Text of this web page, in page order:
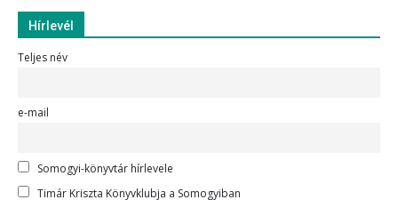
Hírlevél
Teljes név
e-mail
Somogyi-könyvtár hírlevele
Timár Kriszta Könyvklubja a Somogyiban